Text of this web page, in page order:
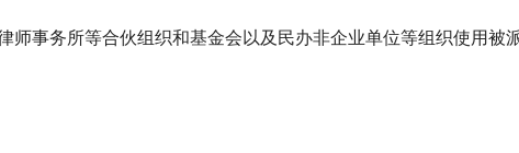
师事务所等合伙组织和基金会以及民办非企业单位等组织使用被